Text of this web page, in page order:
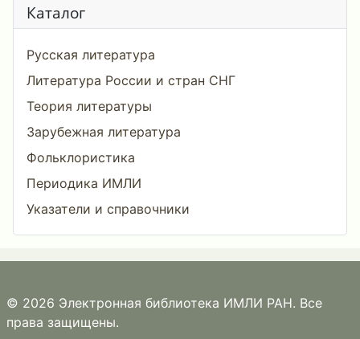
Каталог
Русская литература
Литература России и стран СНГ
Теория литературы
Зарубежная литература
Фольклористика
Периодика ИМЛИ
Указатели и справочники
© 2026 Электронная библиотека ИМЛИ РАН. Все
права защищены.